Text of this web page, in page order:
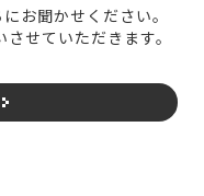
お聞かせください。
せていただきます。